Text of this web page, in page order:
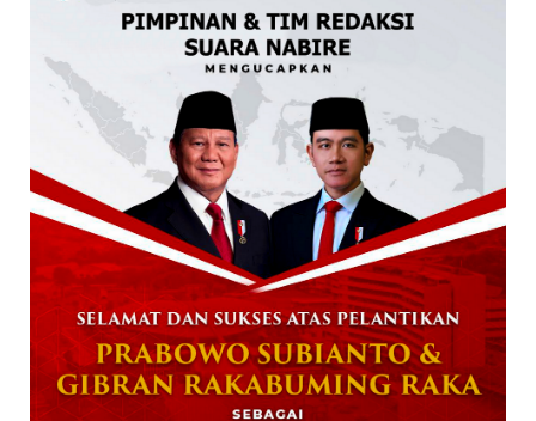
STKIP Nabire Buka Prodi Pendidikan
Bahasa dan Sastra Indones...
January 27, 2026
NABIRE
Data Masuk 44,16 Persen, Paslon Mesrha
Masih Unggul 63,32 Pe...
December 02, 2024
DAERAH
Paslon Wagi Unggul Sementara di Pilgub
Papua Tengah, Versi J...
December 02, 2024
NABIRE
Rayakan HUT TNI ke-79. Dandim 1705
Nabire Gandeng Pelaku UMK...